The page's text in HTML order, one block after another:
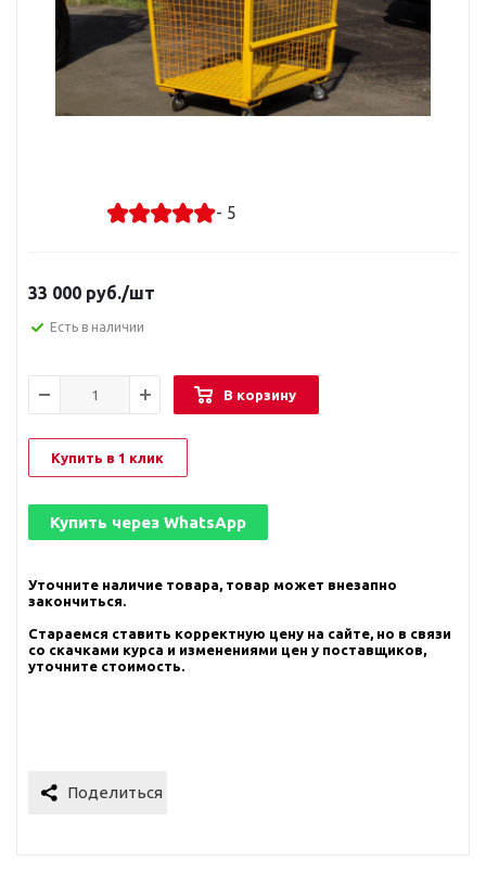
- 5
33 000 руб./шт
Есть в наличии
В корзину
Купить в 1 клик
Купить через WhatsApp
Уточните наличие товара, товар может внезапно
закончиться.
Стараемся ставить корректную цену на сайте, но в связи
со скачками курса и изменениями цен у поставщиков,
уточните стоимость.